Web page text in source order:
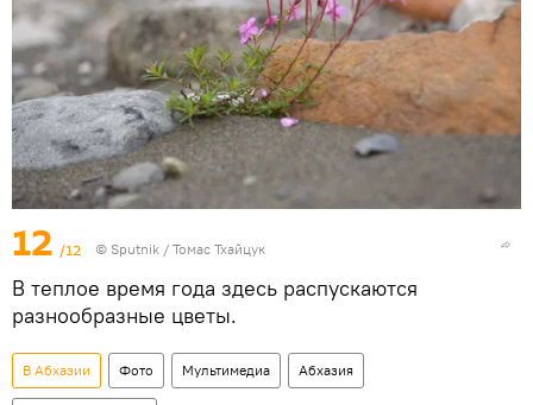
12 /12 © Sputnik / Томас Тхайцук
В теплое время года здесь распускаются
разнообразные цветы.
В Абхазии Фото Мультимедиа Абхазия